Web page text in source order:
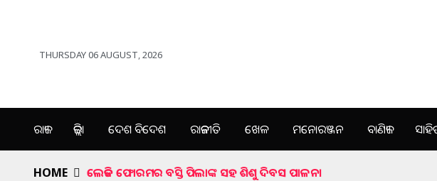
THURSDAY 06 AUGUST, 2026
ରାଜ୍ୟ ଜିଲ୍ଲା ଦେଶ ବିଦେଶ ରାଜନୀତି ଖେଳ ମନୋରଞ୍ଜନ ବାଣିଜ୍ୟ
HOME ଲେଡିଜ ଫୋରମର ବସ୍ତି ପିଲାଙ୍କ ସହ ଶିଶୁ ଦିବସ ପାଳନ।